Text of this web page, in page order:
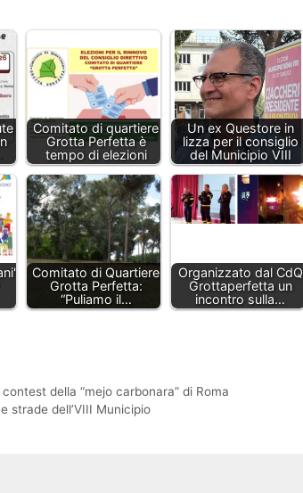
Comitato di quartiere
Grotta Perfetta è
tempo di elezioni
Un ex Questore in
lizza per il consiglio
del Municipio VIII
Comitato di Quartiere
Grotta Perfetta:
“Puliamo il…
Organizzato dal CdQ
Grottaperfetta un
incontro sulla…
della “mejo carbonara” di Roma
strade dell’VIII Municipio